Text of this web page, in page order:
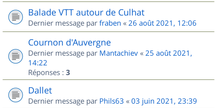
Balade VTT autour de Culhat
Dernier message par fraben « 26 août 2021, 12:06
Cournon d'Auvergne
Dernier message par Mantachiev « 25 août 2021,
14:22
Réponses : 3
Dallet
Dernier message par Phils63 « 03 juin 2021, 23:39